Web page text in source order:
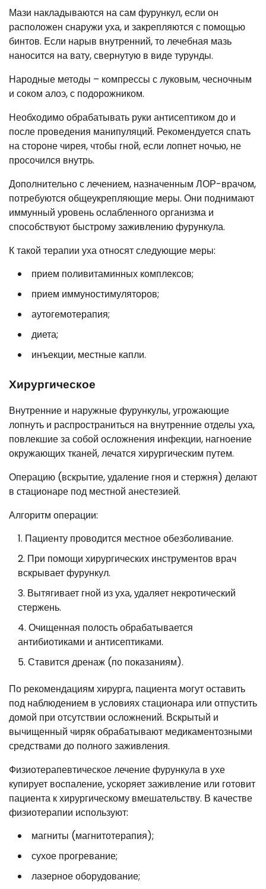
Мази накладываются на сам фурункул, если он
расположен снаружи уха, и закрепляются с помощью
бинтов. Если нарыв внутренний, то лечебная мазь
наносится на вату, свернутую в виде турунды.
Народные методы – компрессы с луковым, чесночным
и соком алоэ, с подорожником.
Необходимо обрабатывать руки антисептиком до и
после проведения манипуляций. Рекомендуется спать
на стороне чирея, чтобы гной, если лопнет ночью, не
просочился внутрь.
Дополнительно с лечением, назначенным ЛОР-врачом,
потребуются общеукрепляющие меры. Они поднимают
иммунный уровень ослабленного организма и
способствуют быстрому заживлению фурункула.
К такой терапии уха относят следующие меры:
прием поливитаминных комплексов;
прием иммуностимуляторов;
аутогемотерапия;
диета;
инъекции, местные капли.
Хирургическое
Внутренние и наружные фурункулы, угрожающие
лопнуть и распространиться на внутренние отделы уха,
повлекшие за собой осложнения инфекции, нагноение
окружающих тканей, лечатся хирургическим путем.
Операцию (вскрытие, удаление гноя и стержня) делают
в стационаре под местной анестезией.
Алгоритм операции:
Пациенту проводится местное обезболивание.
При помощи хирургических инструментов врач
вскрывает фурункул.
Вытягивает гной из уха, удаляет некротический
стержень.
Очищенная полость обрабатывается
антибиотиками и антисептиками.
Ставится дренаж (по показаниям).
По рекомендациям хирурга, пациента могут оставить
под наблюдением в условиях стационара или отпустить
домой при отсутствии осложнений. Вскрытый и
вычищенный чиряк обрабатывают медикаментозными
средствами до полного заживления.
Физиотерапевтическое лечение фурункула в ухе
купирует воспаление, ускоряет заживление или готовит
пациента к хирургическому вмешательству. В качестве
физиотерапии используют:
магниты (магнитотерапия);
сухое прогревание;
лазерное оборудование;